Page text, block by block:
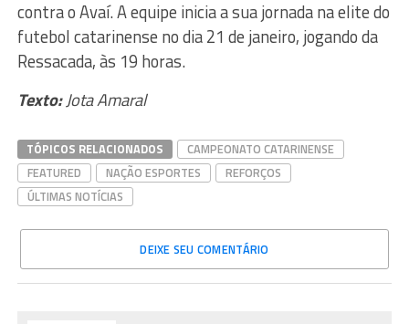
contra o Avaí. A equipe inicia a sua jornada na elite do
futebol catarinense no dia 21 de janeiro, jogando da
Ressacada, às 19 horas.
Texto:Jota Amaral
TÓPICOS RELACIONADOS
CAMPEONATO CATARINENSE
FEATURED
NAÇÃO ESPORTES
REFORÇOS
ÚLTIMAS NOTÍCIAS
DEIXE SEU COMENTÁRIO